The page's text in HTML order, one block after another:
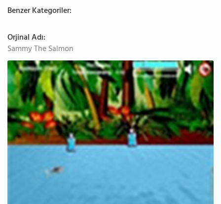
Benzer Kategoriler:
Orjinal Adı:
Sammy The Salmon